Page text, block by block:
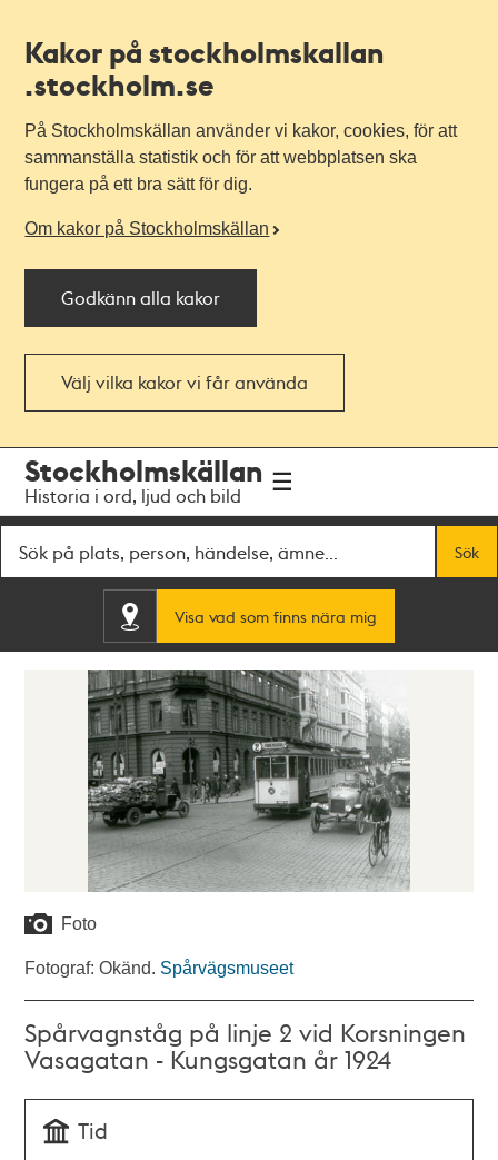
Kakor på stockholmskallan
.stockholm.se
På Stockholmskällan använder vi kakor, cookies, för att
sammanställa statistik och för att webbplatsen ska
fungera på ett bra sätt för dig.
Om kakor på Stockholmskällan
Godkänn alla kakor
Välj vilka kakor vi får använda
navigationen
huvudinnehållet
Stockholmskällan
Historia i ord, ljud och bild
Sök
Visa vad som finns nära mig
Foto
Fotograf: Okänd. Spårvägsmuseet
Spårvagnståg på linje 2 vid Korsningen
Vasagatan - Kungsgatan år 1924
Tid